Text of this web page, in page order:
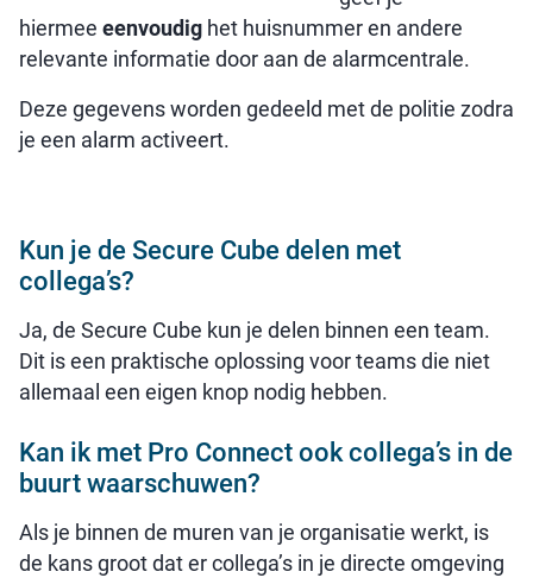
hiermee eenvoudig het huisnummer en andere
relevante informatie door aan de alarmcentrale.
Deze gegevens worden gedeeld met de politie zodra
je een alarm activeert.
Kun je de Secure Cube delen met
collega’s?
Ja, de Secure Cube kun je delen binnen een team.
Dit is een praktische oplossing voor teams die niet
allemaal een eigen knop nodig hebben.
Kan ik met Pro Connect ook collega’s in de
buurt waarschuwen?
Als je binnen de muren van je organisatie werkt, is
de kans groot dat er collega’s in je directe omgeving